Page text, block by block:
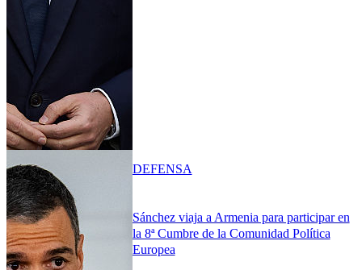
Sánchez viaja a Armenia para participar en
la 8ª Cumbre de la Comunidad Política
Europea
DEFENSA